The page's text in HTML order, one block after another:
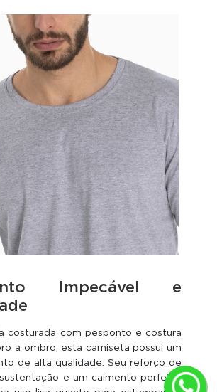
Impecável e
costurada com pesponto e costura
a ombro, esta camiseta possui um
de alta qualidade. Seu reforço de
e um caimento perfeito.